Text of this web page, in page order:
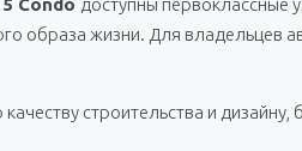
образа жизни. Для владельцев
строительства и дизайну,